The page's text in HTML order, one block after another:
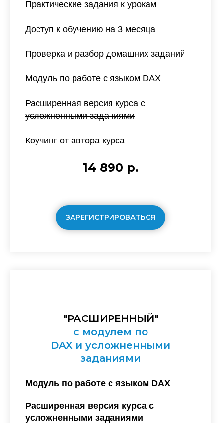
Практические задания к урокам
Доступ к обучению на 3 месяца
Проверка и разбор домашних заданий
Модуль по работе с языком DAX
Расширенная версия курса с
усложненными заданиями
Коучинг от автора курса
14 890 р.
ЗАРЕГИСТРИРОВАТЬСЯ
"РАСШИРЕННЫЙ"
с модулем по
DAX и усложненными
заданиями
Модуль по работе с языком DAX
Расширенная версия курса с
усложненными заданиями